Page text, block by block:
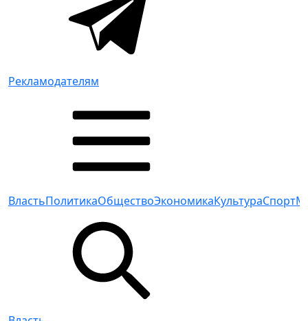
Рекламодателям
ВластьПолитикаОбществоЭкономикаКультураСпорт